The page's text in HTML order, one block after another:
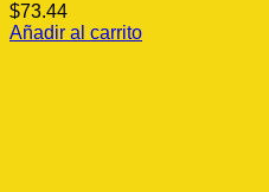
$73.44
Añadir al carrito